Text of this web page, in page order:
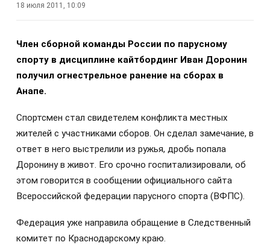
18 июля 2011, 10:09
Член сборной команды России по парусному
спорту в дисциплине кайтбординг Иван Доронин
получил огнестрельное ранение на сборах в
Анапе.
Спортсмен стал свидетелем конфликта местных
жителей с участниками сборов. Он сделал замечание, в
ответ в него выстрелили из ружья, дробь попала
Доронину в живот. Его срочно госпитализировали, об
этом говорится в сообщении официального сайта
Всероссийской федерации парусного спорта (ВФПС).
Федерация уже направила обращение в Следственный
комитет по Краснодарскому краю.